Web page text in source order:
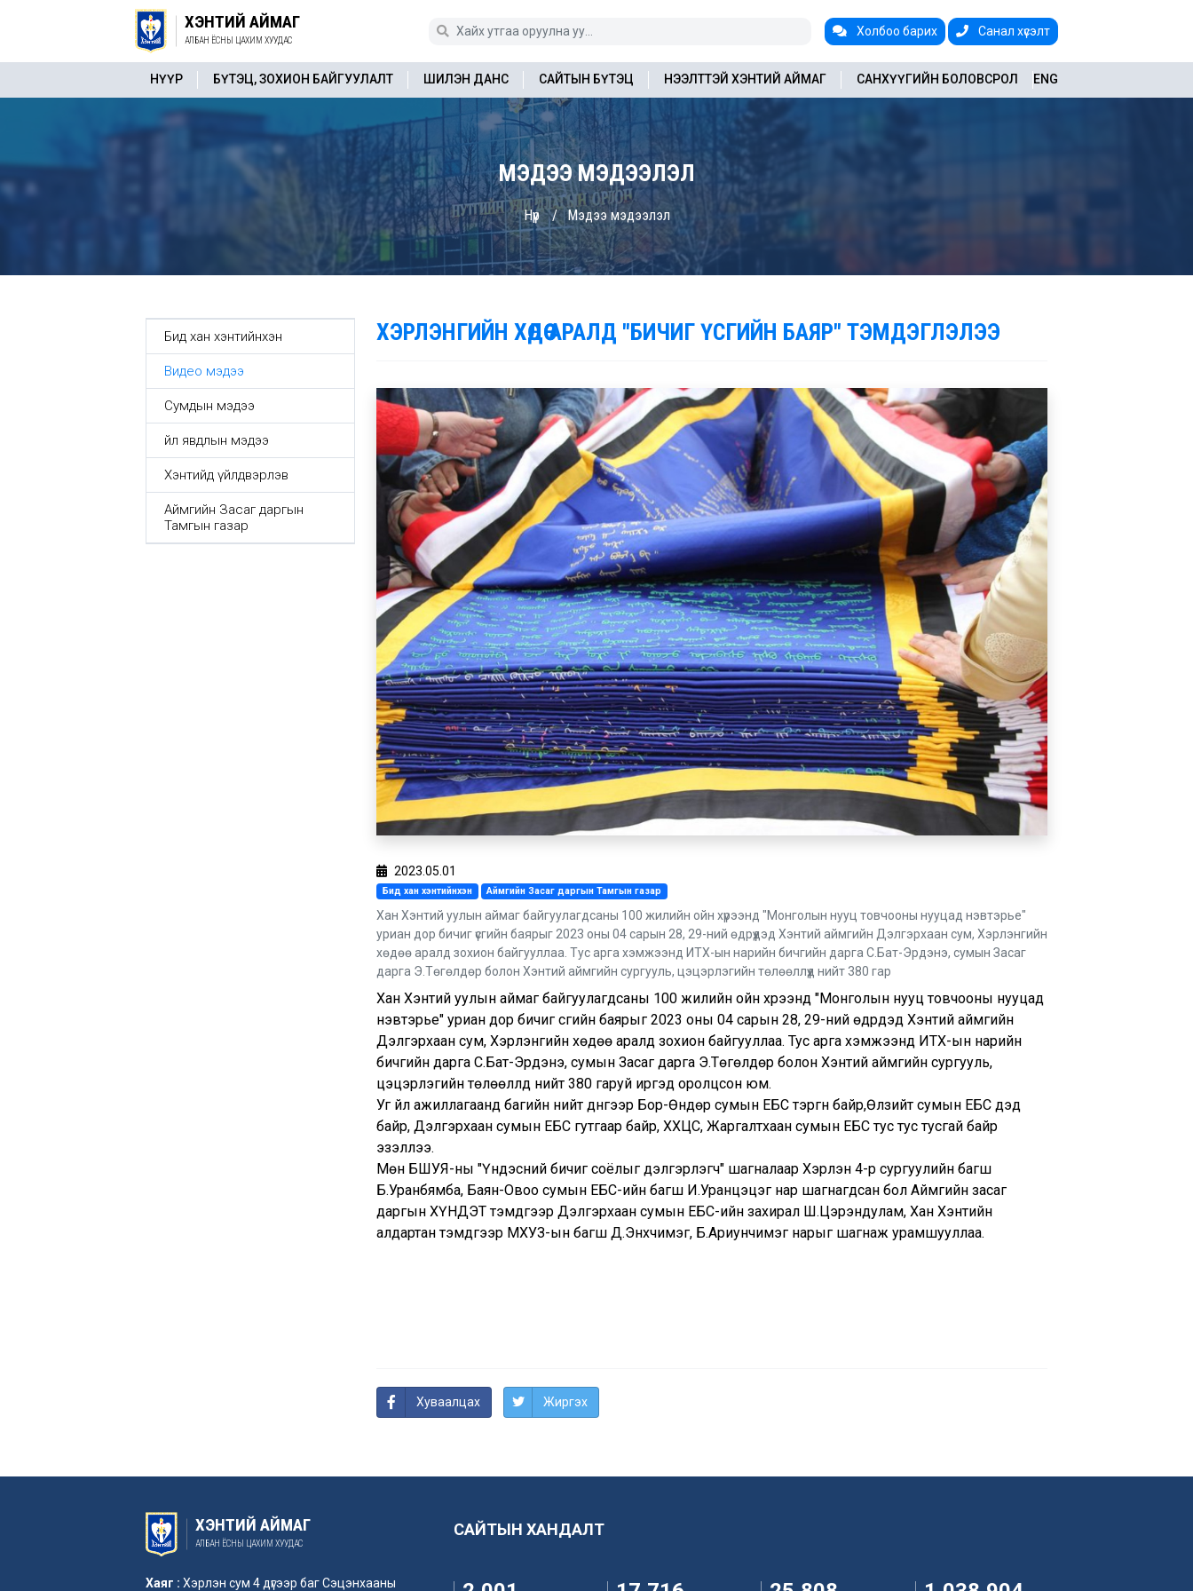
Холбоо барих Санал хүсэлт
ХЭНТИЙ АЙМАГ
АЛБАН ЁСНЫ ЦАХИМ ХУУДАС
ENG
НҮҮР БҮТЭЦ, ЗОХИОН БАЙГУУЛАЛТ ШИЛЭН ДАНС САЙТЫН БҮТЭЦ НЭЭЛТТЭЙ ХЭНТИЙ АЙМАГ САНХҮҮГИЙН БОЛОВСРОЛ
МЭДЭЭ МЭДЭЭЛЭЛ
Нүүр Мэдээ мэдээлэл
Бид хан хэнтийнхэн
Видео мэдээ
Сумдын мэдээ
Үйл явдлын мэдээ
Хэнтийд үйлдвэрлэв
Аймгийн Засаг даргын
Тамгын газар
ХЭРЛЭНГИЙН ХӨДӨӨ АРАЛД "БИЧИГ ҮСГИЙН БАЯР" ТЭМДЭГЛЭЛЭЭ
2023.05.01
Бид хан хэнтийнхэн Аймгийн Засаг даргын Тамгын газар
Хан Хэнтий уулын аймаг байгуулагдсаны 100 жилийн ойн хүрээнд "Монголын нууц товчооны нууцад нэвтэрье"
уриан дор бичиг үсгийн баярыг 2023 оны 04 сарын 28, 29-ний өдрүүдэд Хэнтий аймгийн Дэлгэрхаан сум, Хэрлэнгийн
хөдөө аралд зохион байгууллаа. Тус арга хэмжээнд ИТХ-ын нарийн бичгийн дарга С.Бат-Эрдэнэ, сумын Засаг
дарга Э.Төгөлдөр болон Хэнтий аймгийн сургууль, цэцэрлэгийн төлөөллүүд нийт 380 гар
Хан Хэнтий уулын аймаг байгуулагдсаны 100 жилийн ойн хүрээнд "Монголын нууц товчооны нууцад
нэвтэрье" уриан дор бичиг үсгийн баярыг 2023 оны 04 сарын 28, 29-ний өдрүүдэд Хэнтий аймгийн
Дэлгэрхаан сум, Хэрлэнгийн хөдөө аралд зохион байгууллаа. Тус арга хэмжээнд ИТХ-ын нарийн
бичгийн дарга С.Бат-Эрдэнэ, сумын Засаг дарга Э.Төгөлдөр болон Хэнтий аймгийн сургууль,
цэцэрлэгийн төлөөллүүд нийт 380 гаруй иргэд оролцсон юм.
Уг үйл ажиллагаанд багийн нийт дүнгээр Бор-Өндөр сумын ЕБС тэргүүн байр,Өлзийт сумын ЕБС дэд
байр, Дэлгэрхаан сумын ЕБС гутгаар байр, ХХЦС, Жаргалтхаан сумын ЕБС тус тус тусгай байр
эзэллээ.
Мөн БШУЯ-ны "Үндэсний бичиг соёлыг дэлгэрүүлэгч" шагналаар Хэрлэн 4-р сургуулийн багш
Б.Уранбямба, Баян-Овоо сумын ЕБС-ийн багш И.Уранцэцэг нар шагнагдсан бол Аймгийн засаг
даргын ХҮНДЭТ тэмдгээр Дэлгэрхаан сумын ЕБС-ийн захирал Ш.Цэрэндулам, Хан Хэнтийн
алдартан тэмдгээр МХУЗ-ын багш Д.Энхчимэг, Б.Ариунчимэг нарыг шагнаж урамшууллаа.
Хуваалцах Жиргэх
ХЭНТИЙ АЙМАГ
АЛБАН ЁСНЫ ЦАХИМ ХУУДАС
Хаяг : Хэрлэн сум 4 дүгээр баг Сэцэнхааны
САЙТЫН ХАНДАЛТ